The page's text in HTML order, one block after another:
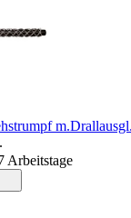
Arbeitstage